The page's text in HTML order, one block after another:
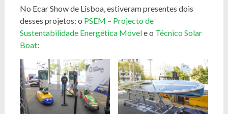
No Ecar Show de Lisboa, estiveram presentes dois
desses projetos: o PSEM – Projecto de
Sustentabilidade Energética Móvele o Técnico Solar
Boat: